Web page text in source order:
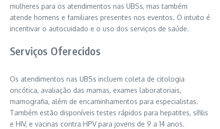
mulheres para os atendimentos nas UBSs, mas também
atende homens e familiares presentes nos eventos. O intuito é
incentivar o autocuidado e o uso dos serviços de saúde.
Serviços Oferecidos
Os atendimentos nas UBSs incluem coleta de citologia
oncótica, avaliação das mamas, exames laboratoriais,
mamografia, além de encaminhamentos para especialistas.
Também estão disponíveis testes rápidos para hepatites, sífilis
e HIV, e vacinas contra HPV para jovens de 9 a 14 anos.